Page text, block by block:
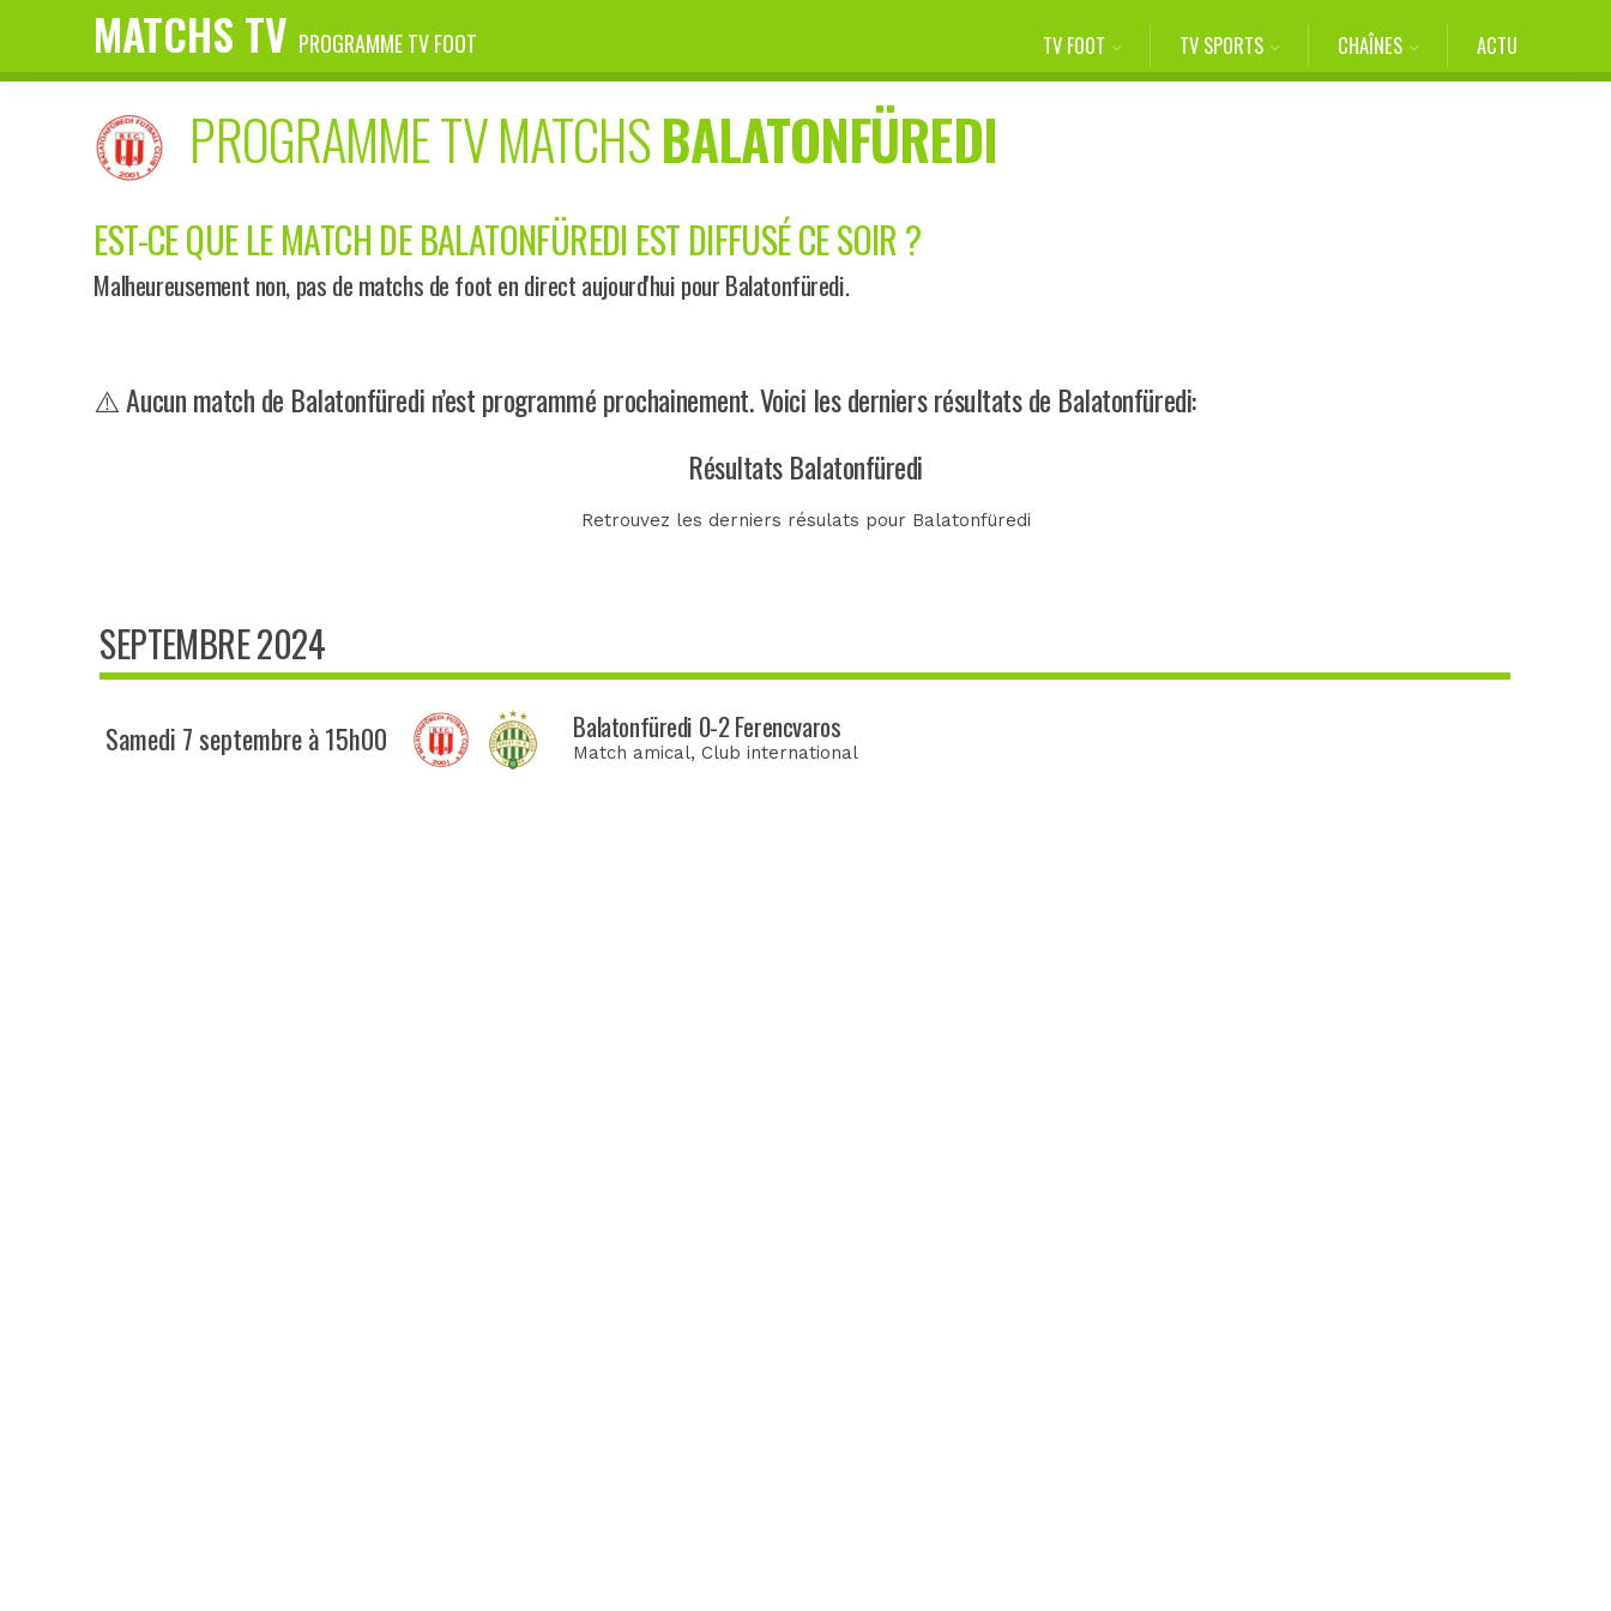
MATCHS TV PROGRAMME TV FOOT TV FOOT TV SPORTS CHAÎNES ACTU
PROGRAMME TV MATCHSBALATONFÜREDI
EST-CE QUE LE MATCH DE BALATONFÜREDI EST DIFFUSÉ CE SOIR ?
Malheureusement non, pas de matchs de foot en direct aujourd'hui pour Balatonfüredi.
⚠️ Aucun match de Balatonfüredi n’est programmé prochainement. Voici les derniers résultats de Balatonfüredi:
Résultats Balatonfüredi
Retrouvez les derniers résulats pour Balatonfüredi
SEPTEMBRE 2024
Samedi 7 septembre à 15h00 Balatonfüredi 0-2 Ferencvaros
Match amical, Club international